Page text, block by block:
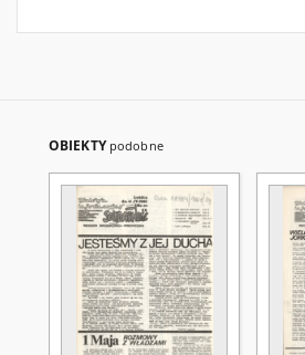
OBIEKTY podobne